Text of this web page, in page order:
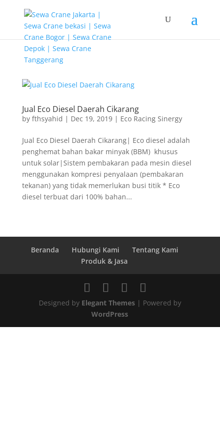
Jual Eco Diesel Daerah Cikarang
by fthsyahid | Dec 19, 2019| Eco Racing Sinergy
Jual Eco Diesel Daerah Cikarang| Eco diesel adalah
penghemat bahan bakar minyak (BBM) khusus
untuk solar|Sistem pembakaran pada mesin diesel
menggunakan kompresi penyalaan (pembakaran
tekanan) yang tidak memerlukan busi titik * Eco
diesel terbuat dari 100% bahan...
Beranda Hubungi Kami
Tentang Kami
Produk & Jasa
Designed by Elegant Themes| Powered by
WordPress